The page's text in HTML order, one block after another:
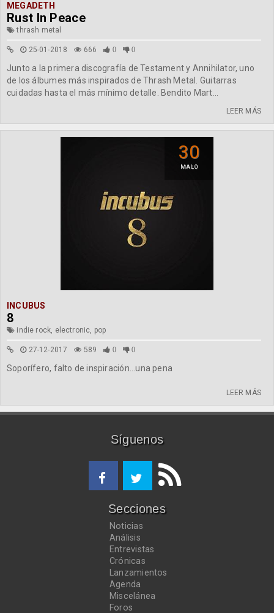
MEGADETH
Rust In Peace
thrash metal
25-01-2018 666 0 0
Junto a la primera discografía de Testament y Annihilator, uno
de los álbumes más inspirados de Thrash Metal. Guitarras
cuidadas hasta el más mínimo detalle. Bendito Mart...
LEER MÁS
30
MALO
INCUBUS
8
indie rock, electronic, pop
27-12-2017 589 0 0
Soporífero, falto de inspiración...una pena
LEER MÁS
Síguenos
Secciones
Noticias
Análisis
Entrevistas
Crónicas
Lanzamientos
Agenda
Miscelánea
Foros